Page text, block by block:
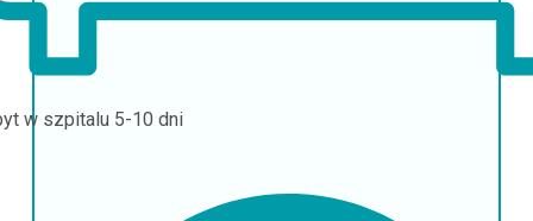
w szpitalu 5-10 dni